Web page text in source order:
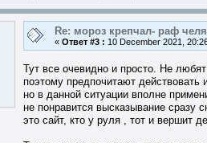
Re: мороз крепчал- раф
« Ответ #3 : 10 December 2021,
Тут все очевидно и просто. Не
поэтому предпочитают
но в данной ситуации вполне
не понравится высказывание сразу
это сайт, кто у руля , тот и вершит